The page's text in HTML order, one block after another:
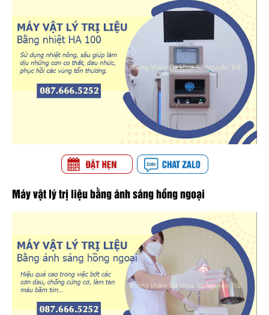
Máy vật lý trị liệu bằng ánh sáng hồng ngoại